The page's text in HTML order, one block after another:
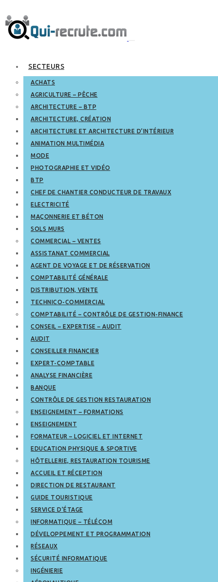
SECTEURS
ACHATS
AGRICULTURE – PÊCHE
ARCHITECTURE – BTP
ARCHITECTURE, CRÉATION
ARCHITECTURE ET ARCHITECTURE D’INTÉRIEUR
ANIMATION MULTIMÉDIA
MODE
PHOTOGRAPHIE ET VIDÉO
BTP
CHEF DE CHANTIER CONDUCTEUR DE TRAVAUX
ELECTRICITÉ
MAÇONNERIE ET BÉTON
SOLS MURS
COMMERCIAL – VENTES
ASSISTANAT COMMERCIAL
AGENT DE VOYAGE ET DE RÉSERVATION
COMPTABILITÉ GÉNÉRALE
DISTRIBUTION, VENTE
TECHNICO-COMMERCIAL
COMPTABILITÉ – CONTRÔLE DE GESTION-FINANCE
CONSEIL – EXPERTISE – AUDIT
AUDIT
CONSEILLER FINANCIER
EXPERT-COMPTABLE
ANALYSE FINANCIÈRE
BANQUE
CONTRÔLE DE GESTION RESTAURATION
ENSEIGNEMENT – FORMATIONS
ENSEIGNEMENT
FORMATEUR – LOGICIEL ET INTERNET
EDUCATION PHYSIQUE & SPORTIVE
HÔTELLERIE, RESTAURATION TOURISME
ACCUEIL ET RÉCEPTION
DIRECTION DE RESTAURANT
GUIDE TOURISTIQUE
SERVICE D’ÉTAGE
INFORMATIQUE – TÉLÉCOM
DÉVELOPPEMENT ET PROGRAMMATION
RÉSEAUX
SÉCURITÉ INFORMATIQUE
INGÉNIERIE